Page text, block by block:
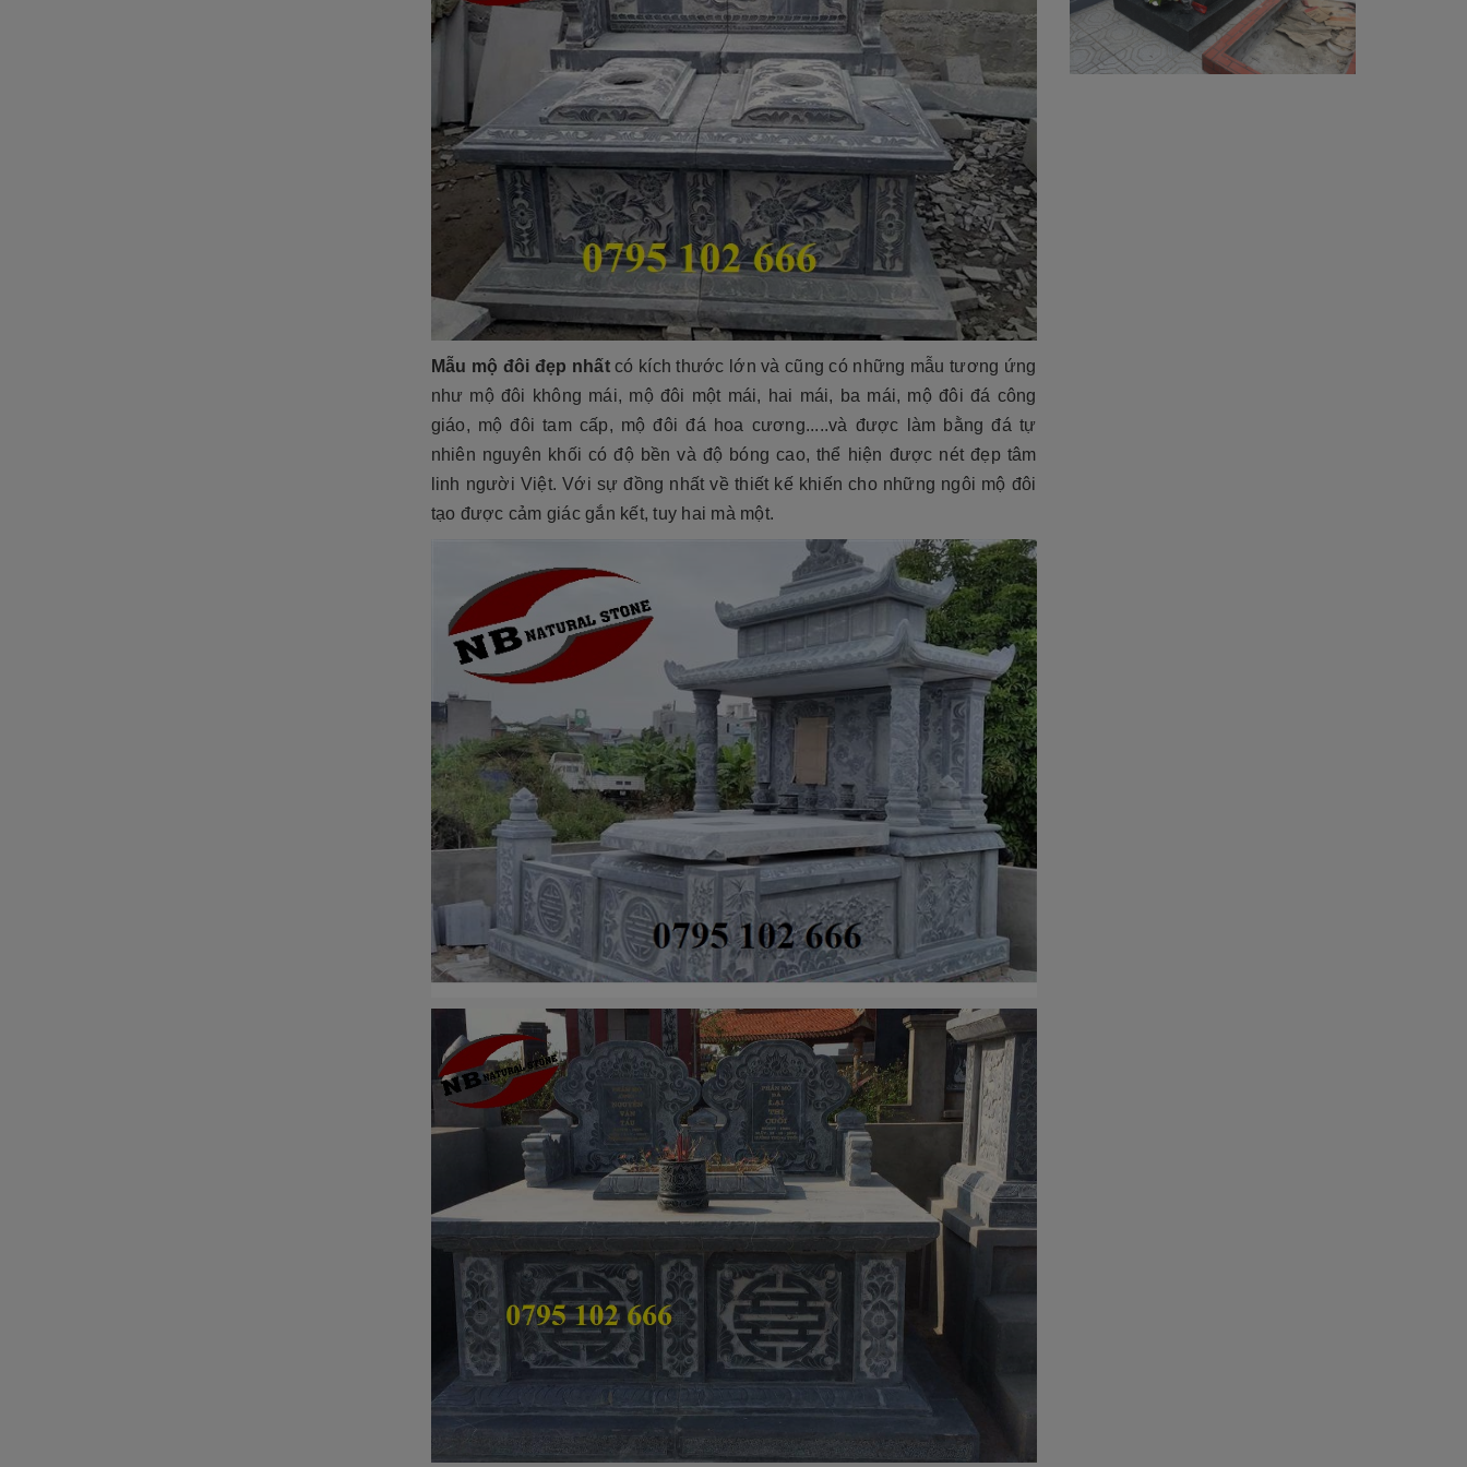
Mẫu mộ đôi đẹp nhấtcó kích thước lớn và cũng có những mẫu tương ứng
như mộ đôi không mái, mộ đôi một mái, hai mái, ba mái, mộ đôi đá công
giáo, mộ đôi tam cấp, mộ đôi đá hoa cương.....và được làm bằng đá tự
nhiên nguyên khối có độ bền và độ bóng cao, thể hiện được nét đẹp tâm
linh người Việt. Với sự đồng nhất về thiết kế khiến cho những ngôi mộ đôi
tạo được cảm giác gắn kết, tuy hai mà một.